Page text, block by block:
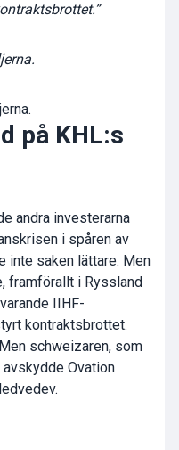
på KHL:s
andra investerarna
i spåren av
inte saken lättare. Men
framförallt i Ryssland
IIHF-
kontraktsbrottet.
schweizaren, som
Ovation